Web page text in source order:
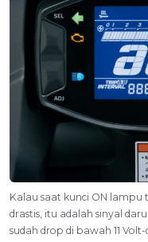
Kalau saat kunci ON
drastis, itu adalah sinyal
sudah drop di bawah 11